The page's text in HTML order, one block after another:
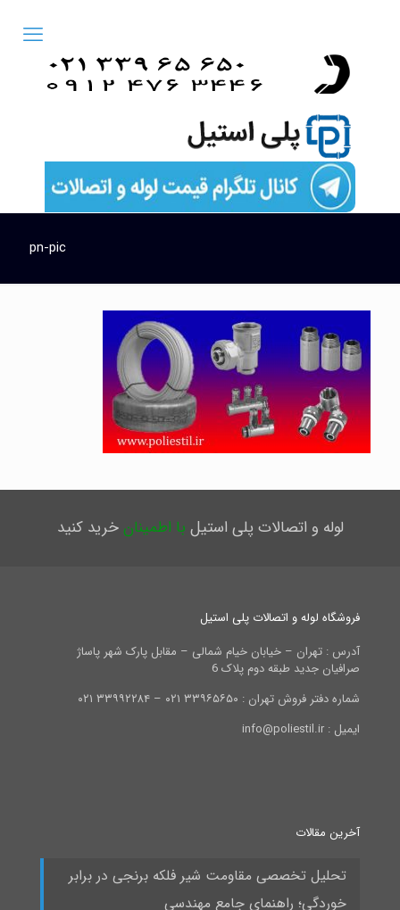
pn-pic
لوله و اتصالات پلی استیل با اطمینانخرید کنید
فروشگاه لوله و اتصالات پلی استیل
آدرس : تهران – خیابان خیام شمالی – مقابل پارک شهر پاساژ
صرافیان جدید طبقه دوم پلاک 6
شماره دفتر فروش تهران : ۳۳۹۶۵۶۵۰ ۰۲۱ – ۳۳۹۹۲۲۸۴ ۰۲۱
ایمیل : info@poliestil.ir
آخرین مقالات
تحلیل تخصصی مقاومت شیر فلکه برنجی در برابر
خوردگی؛ راهنمای جامع مهندسی